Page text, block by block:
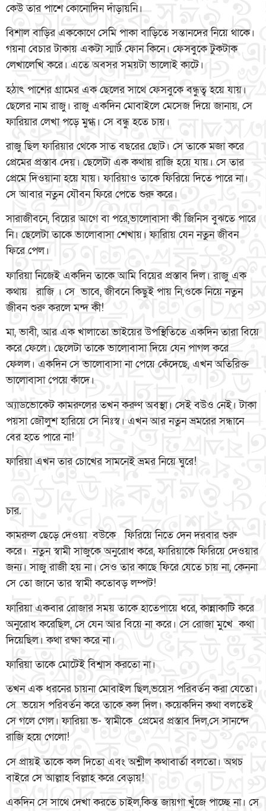
কেউ তার পাশে কোনোদিন দাঁড়ায়নি।
বিশাল বাড়ির এককোণে সেমি পাকা বাড়িতে সন্তানদের নিয়ে থাকে।
গয়না বেচার টাকায় একটা স্মার্ট ফোন কিনে। ফেসবুকে টুকটাক
লেখালেখি করে। এতে অবসর সময়টা ভালোই কাটে।
হঠাৎ পাশের গ্রামের এক ছেলের সাথে ফেসবুকে বন্ধুত্ব হয়ে যায়।
ছেলের নাম রাজু। রাজু একদিন মোবাইলে মেসেজ দিয়ে জানায়, সে
ফারিয়ার লেখা পড়ে মুগ্ধ। সে বন্ধু হতে চায়।
রাজু ছিল ফারিয়ার থেকে সাত বছরের ছোট। সে তাকে মজা করে
প্রেমের প্রস্তাব দেয়। ছেলেটা এক কথায় রাজি হয়ে যায়। সে তার
প্রেমে দিওয়ানা হয়ে যায়। ফারিয়াও তাকে ফিরিয়ে দিতে পারে না।
সে আবার নতুন যৌবন ফিরে পেতে শুরু করে।
সারাজীবনে, বিয়ের আগে বা পরে,ভালোবাসা কী জিনিস বুঝতে পারে
নি। ছেলেটা তাকে ভালোবাসা শেখায়। ফারিায় যেন নতুন জীবন
ফিরে পেল।
ফারিয়া নিজেই একদিন তাকে আমি বিয়ের প্রস্তাব দিল। রাজু এক
কথায় রাজি । সে ভাবে, জীবনে কিছুই পায় নি,ওকে নিয়ে নতুন
জীবন শুরু করলে মন্দ কী!
মা, ভাবী, আর এক খালাতো ভাইয়ের উপস্থিতিতে একদিন তারা বিয়ে
করে ফেলে। ছেলেটা তাকে ভালোবাসা দিয়ে যেন পাগল করে
ফেলল। একদিন সে ভালোবাসা না পেয়ে কেঁদেছে, এখন অতিরিক্ত
ভালোবাসা পেয়ে কাঁদে।
অ্যাডভোকেট কামরুলের তখন করুণ অবস্থা। সেই বউও নেই। টাকা
পয়সা জৌলুশ হারিয়ে সে নিঃস্ব। এখন আর নতুন ভ্রমরের সন্ধানে
বের হতে পারে না!
ফারিয়া এখন তার চোখের সামনেই ভ্রমর নিয়ে ঘুরে!
চার.
কামরুল ছেড়ে দেওয়া বউকে ফিরিয়ে নিতে দেন দরবার শুরু
করে। নতুন স্বামী সাজুকে অনুরোধ করে, ফারিয়াকে ফিরিয়ে দেওয়ার
জন্য। সাজু রাজী হয় না। সেও তার কাছে ফিরে যেতে চায় না, কেননা
সে তো জানে তার স্বামী কতোবড় লম্পট!
ফারিয়া একবার রোজার সময় তাকে হাতেপায়ে ধরে, কান্নাকাটি করে
অনুরোধ করেছিল, সে যেন আর বিয়ে না করে। সে রোজা মুখে কথা
দিয়েছিল। কথা রক্ষা করে না।
ফারিয়া তাকে মোটেই বিশ্বাস করতো না।
তখন এক ধরনের চায়না মোবাইল ছিল,ভয়েস পরিবর্তন করা যেতো।
সে ভয়েস পরিবর্তন করে তাকে কল দিল। কয়েকদিন কথা বলতেই
সে গলে গেল। ফারিয়া ভ- স্বামীকে প্রেমের প্রস্তাব দিল,সে সানন্দে
রাজি হয়ে গেলো!
সে প্রায়ই তাকে কল দিতো এবং অশ্লীল কথাবার্তা বলতো। অথচ
বাইরে সে আল্লাহ বিল্লাহ করে বেড়ায়!
একদিন সে সাথে দেখা করতে চাইল,কিন্ত জায়গা খুঁজে পাচ্ছে না। সে